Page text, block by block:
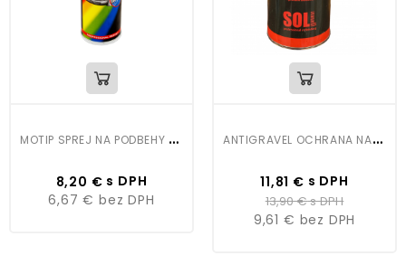
M
OTIP SPREJ NA PODBEHY ČIERNY
Cena
8,20 € s DPH
6,67 € bez DPH
A
NTIGRAVEL OCHRANA NA PODBEHY ČIERNY 2KG
Cena
11,81 € s DPH
13,90 €s DPH
9,61 € bez DPH